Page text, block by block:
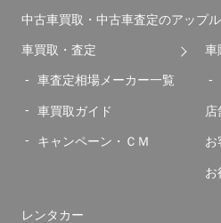
中古車買取・中古車査定のアップル
車買取・査定
車査定相場メーカー一覧
車買取ガイド
キャンペーン・ＣＭ
車
店
お
お
レンタカー